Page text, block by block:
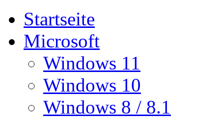
Startseite
Microsoft
Windows 11
Windows 10
Windows 8 / 8.1